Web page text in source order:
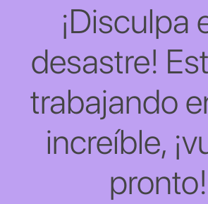
¡Disculpa
desastre!
trabajando
increíble,
pronto!